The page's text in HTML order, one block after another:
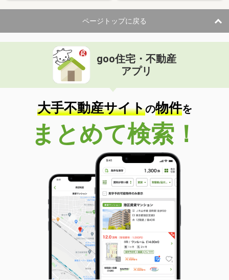
ページトップに戻る
goo住宅・不動産
アプリ
大手不動産サイトの物件を
まとめて検索！